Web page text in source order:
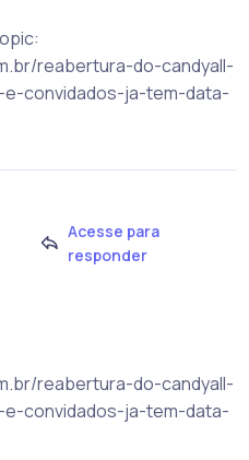
reabertura-do-candyall-
convidados-ja-tem-data-
Acesse para
responder
reabertura-do-candyall-
convidados-ja-tem-data-